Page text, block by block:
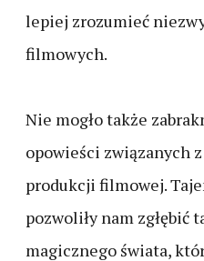
lepiej zrozumieć
filmowych.
Nie mogło także
opowieści związanych
produkcji filmowej.
pozwoliły nam
magicznego świata,